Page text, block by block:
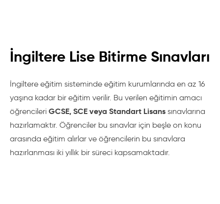
İngiltere Lise Bitirme Sınavları
İngiltere eğitim sisteminde eğitim kurumlarında en az 16
yaşına kadar bir eğitim verilir. Bu verilen eğitimin amacı
öğrencileri GCSE, SCE veya Standart Lisans sınavlarına
hazırlamaktır. Öğrenciler bu sınavlar için beşle on konu
arasında eğitim alırlar ve öğrencilerin bu sınavlara
hazırlanması iki yıllık bir süreci kapsamaktadır.